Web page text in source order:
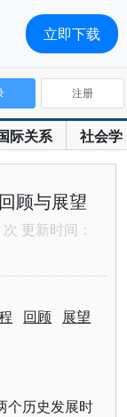
际关系 社会学
注册
顾与展望
更新时间：
回顾 展望
个历史发展时
立即下载